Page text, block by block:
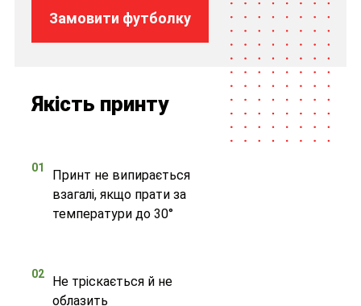
Замовити футболку
Якість принту
01
Принт не випирається
взагалі, якщо прати за
температури до 30°
02
Не тріскається й не
облазить